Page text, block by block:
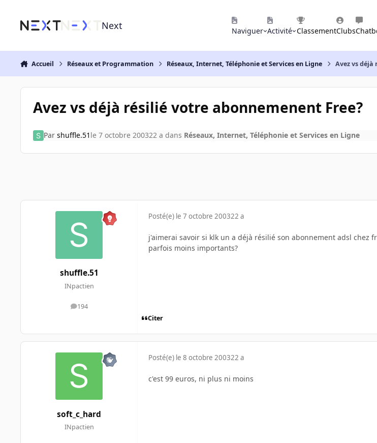
Next Naviguer Activité ClassementClubs
Accueil Réseaux et Programmation Réseaux, Internet, Téléphonie et Services en Ligne Avez vs déjà
Avez vs déjà résilié votre abonnemenent Free?
Par shuffle.51 le 7 octobre 200322 a dans Réseaux, Internet, Téléphonie et Services en Ligne
shuffle.51
INpactien
194
messages
Posté(e) le 7 octobre 200322 a
j'aimerai savoir si klk un a déjà résilié son abonnement adsl chez
parfois moins importants?
Citer
soft_c_hard
INpactien
Posté(e) le 8 octobre 200322 a
c'est 99 euros, ni plus ni moins